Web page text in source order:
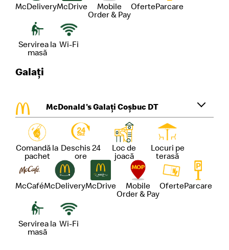
McDeliveryMcDrive
Mobile
Order & Pay
OferteParcare
Servirea la
masă
Wi-Fi
Galați
McDonald's Galați Coșbuc DT
Comandă la
pachet
Deschis 24
ore
Loc de
joacă
Locuri pe
terasă
McCaféMcDeliveryMcDrive
Mobile
Order & Pay
OferteParcare
Servirea la
masă
Wi-Fi